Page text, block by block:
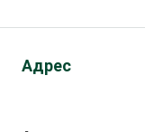
Адрес